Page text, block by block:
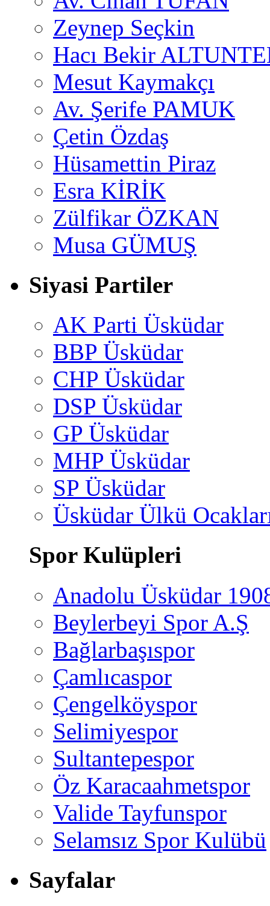
Zeynep Seçkin
Hacı Bekir
Mesut Kaymakçı
Av. Şerife PAMUK
Çetin Özdaş
Hüsamettin Piraz
Esra KİRİK
Zülfikar ÖZKAN
Musa GÜMUŞ
Siyasi Partiler
AK Parti Üsküdar
BBP Üsküdar
CHP Üsküdar
DSP Üsküdar
GP Üsküdar
MHP Üsküdar
SP Üsküdar
Üsküdar Ülkü
Spor Kulüpleri
Anadolu Üsküdar
Beylerbeyi Spor A.Ş
Bağlarbaşıspor
Çamlıcaspor
Çengelköyspor
Selimiyespor
Sultantepespor
Öz Karacaahmetspor
Valide Tayfunspor
Selamsız Spor Kulübü
Sayfalar